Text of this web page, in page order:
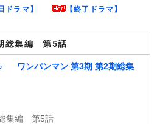
ドラマ】 【終了ドラマ】
総集編 第5話
ワンパンマン 第3期 第2期総集
集編 第5話